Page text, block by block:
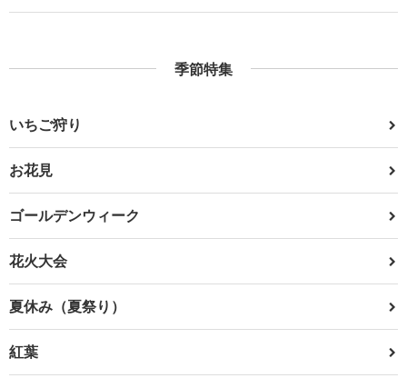
季節特集
いちご狩り
お花見
ゴールデンウィーク
花火大会
夏休み（夏祭り）
紅葉